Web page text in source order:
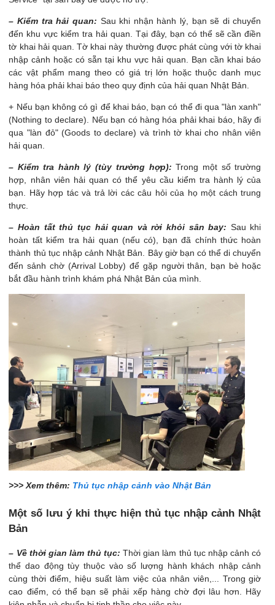
– Kiểm tra hải quan: Sau khi nhận hành lý, bạn sẽ di chuyển
đến khu vực kiểm tra hải quan. Tại đây, bạn có thể sẽ cần điền
tờ khai hải quan. Tờ khai này thường được phát cùng với tờ khai
nhập cảnh hoặc có sẵn tại khu vực hải quan. Bạn cần khai báo
các vật phẩm mang theo có giá trị lớn hoặc thuộc danh mục
hàng hóa phải khai báo theo quy định của hải quan Nhật Bản.
+ Nếu bạn không có gì để khai báo, bạn có thể đi qua "làn xanh"
(Nothing to declare). Nếu bạn có hàng hóa phải khai báo, hãy đi
qua "làn đỏ" (Goods to declare) và trình tờ khai cho nhân viên
hải quan.
– Kiểm tra hành lý (tùy trường hợp): Trong một số trường
hợp, nhân viên hải quan có thể yêu cầu kiểm tra hành lý của
bạn. Hãy hợp tác và trả lời các câu hỏi của họ một cách trung
thực.
– Hoàn tất thủ tục hải quan và rời khỏi sân bay: Sau khi
hoàn tất kiểm tra hải quan (nếu có), bạn đã chính thức hoàn
thành thủ tục nhập cảnh Nhật Bản. Bây giờ bạn có thể di chuyển
đến sảnh chờ (Arrival Lobby) để gặp người thân, bạn bè hoặc
bắt đầu hành trình khám phá Nhật Bản của mình.
>>> Xem thêm: Thủ tục nhập cảnh vào Nhật Bản
Một số lưu ý khi thực hiện thủ tục nhập cảnh Nhật
Bản
– Về thời gian làm thủ tục: Thời gian làm thủ tục nhập cảnh có
thể dao động tùy thuộc vào số lượng hành khách nhập cảnh
cùng thời điểm, hiệu suất làm việc của nhân viên,... Trong giờ
cao điểm, có thể bạn sẽ phải xếp hàng chờ đợi lâu hơn. Hãy